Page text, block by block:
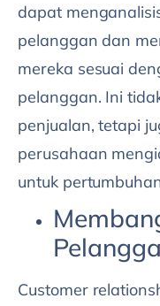
dapat
pelanggan dan
mereka sesuai
pelanggan. Ini
penjualan, tetapi
perusahaan
untuk
Customer